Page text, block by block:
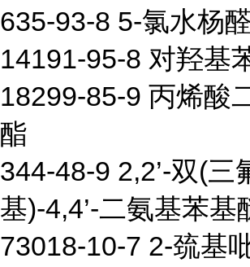
635-93-8 5-氯水杨
14191-95-8 对羟基
18299-85-9 丙烯酸
酯
344-48-9 2,2’-双(三
基)-4,4’-二氨基苯基
73018-10-7 2-巯基